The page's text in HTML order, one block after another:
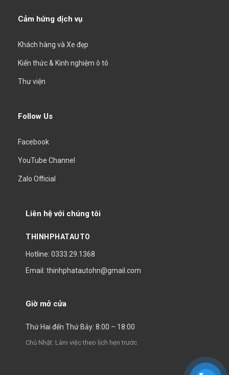
Cảm hứng dịch vụ
Khách hàng và Xe đẹp
Kiến thức & Kinh nghiệm ô tô
Thư viện
Follow Us
Facebook
YouTube Channel
Zalo Official
Liên hệ với chúng tôi
THINHPHATAUTO
Hotline: 0333.29.1368
Email: thinhphatautohn@gmail.com
Giờ mở cửa
Thứ Hai đến Thứ Bảy: 8:00 – 18:00
Chủ Nhật: Làm việc theo lịch hẹn trước